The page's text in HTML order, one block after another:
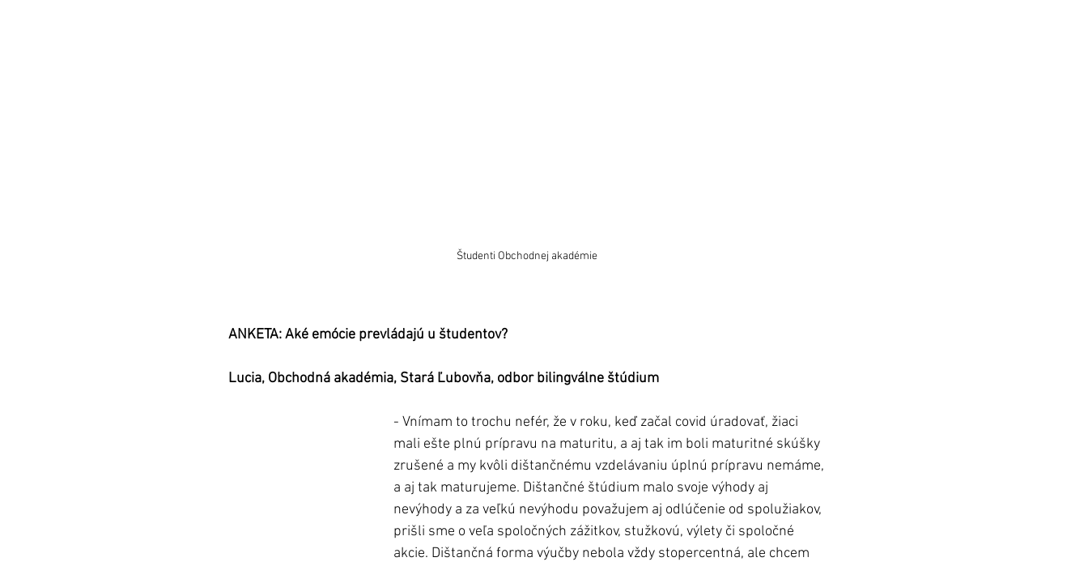
Študenti Obchodnej akadémie
ANKETA: Aké emócie prevládajú u študentov?
Lucia, Obchodná akadémia, Stará Ľubovňa, odbor bilingválne štúdium
- Vnímam to trochu nefér, že v roku, keď začal covid úradovať, žiaci
mali ešte plnú prípravu na maturitu, a aj tak im boli maturitné skúšky
zrušené a my kvôli dištančnému vzdelávaniu úplnú prípravu nemáme,
a aj tak maturujeme. Dištančné štúdium malo svoje výhody aj
nevýhody a za veľkú nevýhodu považujem aj odlúčenie od spolužiakov,
prišli sme o veľa spoločných zážitkov, stužkovú, výlety či spoločné
akcie. Dištančná forma výučby nebola vždy stopercentná, ale chcem